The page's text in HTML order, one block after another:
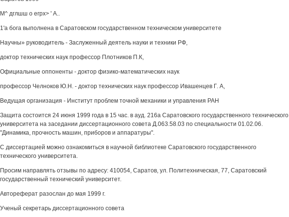
М^ дглшш о егрх> ' А..
1'а бога выполнена в Саратовском государственном техническом университете
Научны» руководитель - Заслуженный деятель науки и техники РФ,
доктор технических наук профессор Плотников П.К,
Официальные оппоненты - доктор физико-математических наук
профессор Челноков Ю.Н. - доктор технических наук профессор Ивашенцев Г. А,
Ведущая организация - Институт проблем точной механики и управления РАН
Защита состоится 24 июня 1999 года в 15 час. в ауд. 216а Саратовского государственного технического
университета на заседании диссертационного совета Д.063.58.03 по специальности 01.02.06.
"Динамика, прочность машин, приборов и аппаратуры".
С диссертацией можно ознакомиться в научной библиотеке Саратовского государственного
технического университета.
Просим направлять отзывы по адресу: 410054, Саратов, ул. Политехническая, 77, Саратовский
государственный технический университет.
Автореферат разослан до мая 1999 г.
Ученый секретарь диссертационного совета